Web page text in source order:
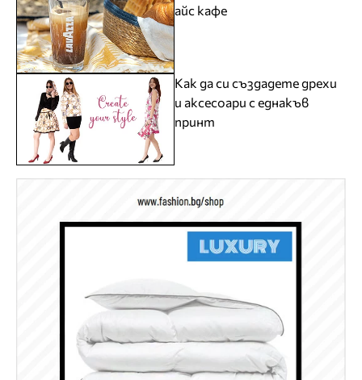
айс кафе
Как да си създадете дрехи
и аксесоари с еднакъв
принт